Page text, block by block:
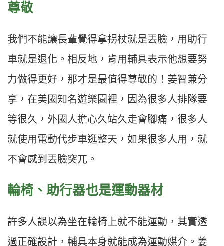
尊敬
我們不能讓長輩覺得拿拐杖就是丟臉，用助行
車就是退化。相反地，肯用輔具表示他想要努
力做得更好，那才是最值得尊敬的！姜智兼分
享，在美國知名遊樂園裡，因為很多人排隊要
等很久，外國人擔心久站久走會腳痛，很多人
就使用電動代步車逛整天，如果很多人用，就
不會感到丟臉突兀。
輪椅、助行器也是運動器材
許多人誤以為坐在輪椅上就不能運動，其實透
過正確設計，輔具本身就能成為運動媒介。姜